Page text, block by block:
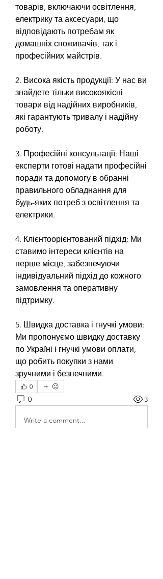
товарів, включаючи освітлення,
електрику та аксесуари, що
відповідають потребам як
домашніх споживачів, так і
професійних майстрів.
2. Висока якість продукції: У нас ви
знайдете тільки високоякісні
товари від надійних виробників,
які гарантують тривалу і надійну
роботу.
3. Професійні консультації: Наші
експерти готові надати професійні
поради та допомогу в обранні
правильного обладнання для
будь-яких потреб з освітлення та
електрики.
4. Клієнтоорієнтований підхід: Ми
ставимо інтереси клієнтів на
перше місце, забезпечуючи
індивідуальний підхід до кожного
замовлення та оперативну
підтримку.
5. Швидка доставка і гнучкі умови:
Ми пропонуємо швидку доставку
по Україні і гнучкі умови оплати,
що робить покупки з нами
зручними і безпечними.
0
0 3
Write a comment...